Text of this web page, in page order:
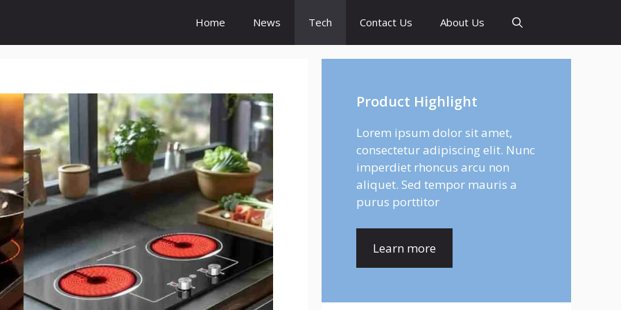
Home News Tech Contact Us About Us
Product Highlight
Lorem ipsum dolor sit amet,
consectetur adipiscing elit. Nunc
imperdiet rhoncus arcu non
aliquet. Sed tempor mauris a
purus porttitor
Learn more